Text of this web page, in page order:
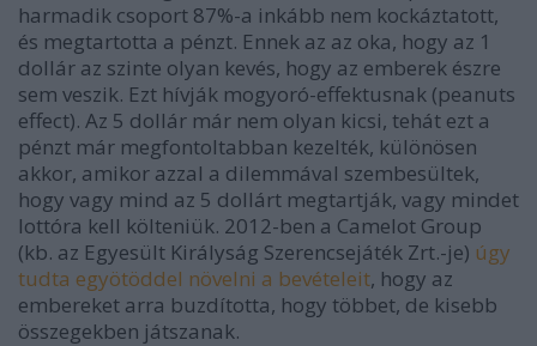
harmadik csoport 87%-a inkább nem kockáztatott,
és megtartotta a pénzt. Ennek az az oka, hogy az 1
dollár az szinte olyan kevés, hogy az emberek észre
sem veszik. Ezt hívják mogyoró-effektusnak (peanuts
effect). Az 5 dollár már nem olyan kicsi, tehát ezt a
pénzt már megfontoltabban kezelték, különösen
akkor, amikor azzal a dilemmával szembesültek,
hogy vagy mind az 5 dollárt megtartják, vagy mindet
lottóra kell költeniük. 2012-ben a Camelot Group
(kb. az Egyesült Királyság Szerencsejáték Zrt.-je) úgy
tudta egyötöddel növelni a bevételeit, hogy az
embereket arra buzdította, hogy többet, de kisebb
összegekben játszanak.